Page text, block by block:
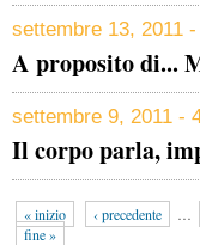
settembre 13, 2011
A proposito di...
settembre 9, 2011 -
Il corpo parla,
« inizio ‹ precedente …
fine »